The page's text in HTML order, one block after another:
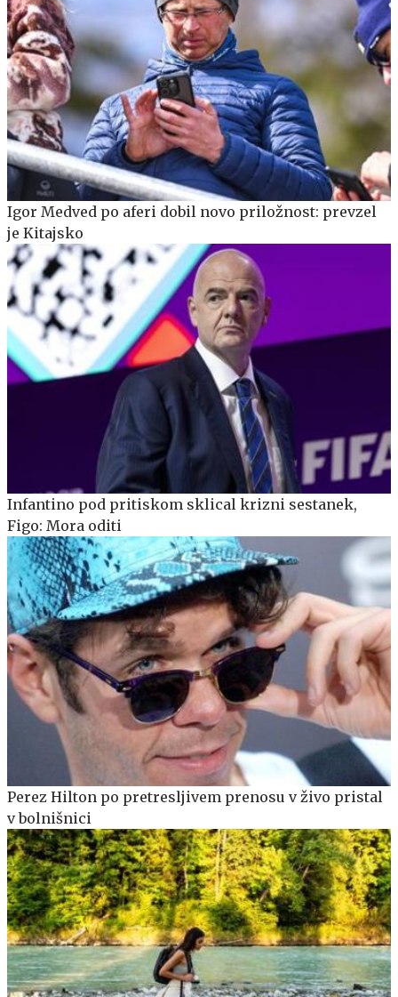
Igor Medved po aferi dobil novo priložnost: prevzel
je Kitajsko
Infantino pod pritiskom sklical krizni sestanek,
Figo: Mora oditi
Perez Hilton po pretresljivem prenosu v živo pristal
v bolnišnici